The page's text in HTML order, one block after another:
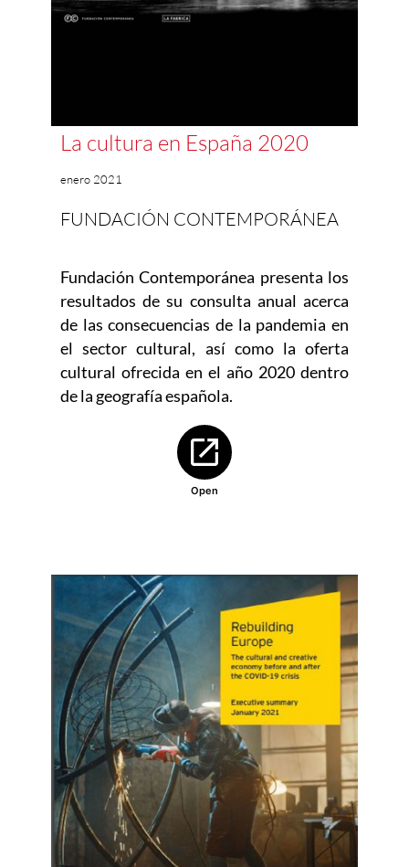
La cultura en España 2020
enero 2021
FUNDACIÓN CONTEMPORÁNEA
Fundación Contemporánea presenta los
resultados de su consulta anual acerca
de las consecuencias de la pandemia en
el sector cultural, así como la oferta
cultural ofrecida en el año 2020 dentro
de la geografía española.
Open
Abre en nueva ventana